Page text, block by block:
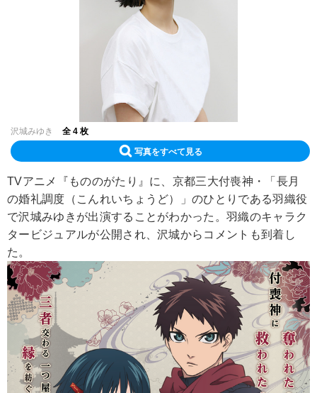
沢城みゆき 全 4 枚
写真をすべて見る
TVアニメ『もののがたり』に、京都三大付喪神・「長月
の婚礼調度（こんれいちょうど）」のひとりである羽織役
で沢城みゆきが出演することがわかった。羽織のキャラク
タービジュアルが公開され、沢城からコメントも到着し
た。